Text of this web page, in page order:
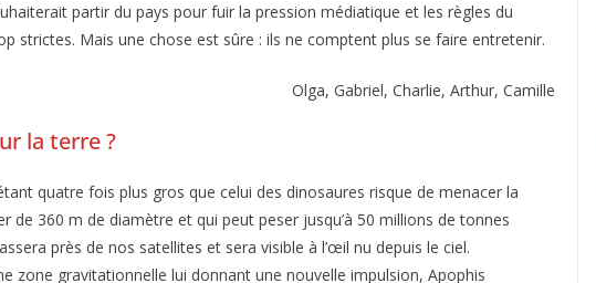
partir du pays pour fuir la pression médiatique et les règles du
strictes. Mais une chose est sûre : ils ne comptent plus se faire entretenir.
Olga, Gabriel, Charlie, Arthur, Camille
la terre ?
quatre fois plus gros que celui des dinosaures risque de menacer la
de 360 m de diamètre et qui peut peser jusqu’à 50 millions de tonnes
près de nos satellites et sera visible à l’œil nu depuis le ciel.
zone gravitationnelle lui donnant une nouvelle impulsion, Apophis